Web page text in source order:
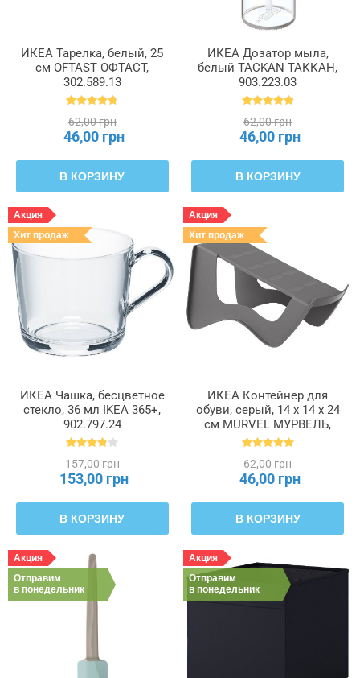
ИКЕА Тарелка, белый, 25
см OFTAST ОФТАСТ,
302.589.13
62,00 грн
46,00 грн
В КОРЗИНУ
ИКЕА Дозатор мыла,
белый TACKAN ТАККАН,
903.223.03
62,00 грн
46,00 грн
В КОРЗИНУ
Акция
Хит продаж
ИКЕА Чашка, бесцветное
стекло, 36 мл IKEA 365+,
902.797.24
157,00 грн
153,00 грн
В КОРЗИНУ
Акция
Хит продаж
ИКЕА Контейнер для
обуви, серый, 14 x 14 x 24
см MURVEL МУРВЕЛЬ,
204.348.32
62,00 грн
46,00 грн
В КОРЗИНУ
Акция
Отправим
в понедельник
Акция
Отправим
в понедельник